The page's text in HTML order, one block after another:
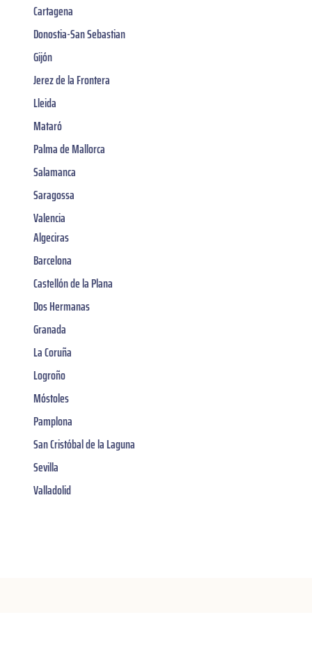
Cartagena
Donostia-San Sebastian
Gijón
Jerez de la Frontera
Lleida
Mataró
Palma de Mallorca
Salamanca
Saragossa
Valencia
Algeciras
Barcelona
Castellón de la Plana
Dos Hermanas
Granada
La Coruña
Logroño
Móstoles
Pamplona
San Cristóbal de la Laguna
Sevilla
Valladolid